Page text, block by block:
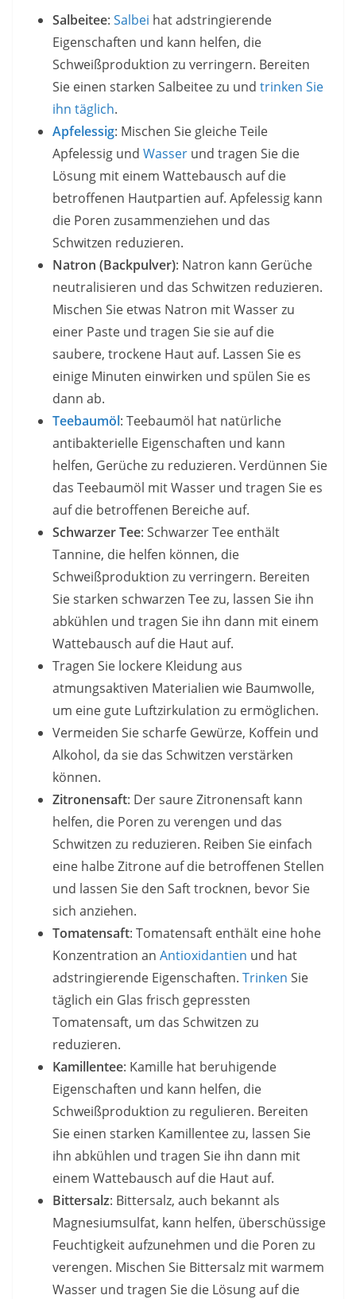
Salbeitee: Salbei hat adstringierende
Eigenschaften und kann helfen, die
Schweißproduktion zu verringern. Bereiten
Sie einen starken Salbeitee zu und trinken Sie
ihn täglich.
Apfelessig: Mischen Sie gleiche Teile
Apfelessig und Wasser und tragen Sie die
Lösung mit einem Wattebausch auf die
betroffenen Hautpartien auf. Apfelessig kann
die Poren zusammenziehen und das
Schwitzen reduzieren.
Natron (Backpulver): Natron kann Gerüche
neutralisieren und das Schwitzen reduzieren.
Mischen Sie etwas Natron mit Wasser zu
einer Paste und tragen Sie sie auf die
saubere, trockene Haut auf. Lassen Sie es
einige Minuten einwirken und spülen Sie es
dann ab.
Teebaumöl: Teebaumöl hat natürliche
antibakterielle Eigenschaften und kann
helfen, Gerüche zu reduzieren. Verdünnen Sie
das Teebaumöl mit Wasser und tragen Sie es
auf die betroffenen Bereiche auf.
Schwarzer Tee: Schwarzer Tee enthält
Tannine, die helfen können, die
Schweißproduktion zu verringern. Bereiten
Sie starken schwarzen Tee zu, lassen Sie ihn
abkühlen und tragen Sie ihn dann mit einem
Wattebausch auf die Haut auf.
Tragen Sie lockere Kleidung aus
atmungsaktiven Materialien wie Baumwolle,
um eine gute Luftzirkulation zu ermöglichen.
Vermeiden Sie scharfe Gewürze, Koffein und
Alkohol, da sie das Schwitzen verstärken
können.
Zitronensaft: Der saure Zitronensaft kann
helfen, die Poren zu verengen und das
Schwitzen zu reduzieren. Reiben Sie einfach
eine halbe Zitrone auf die betroffenen Stellen
und lassen Sie den Saft trocknen, bevor Sie
sich anziehen.
Tomatensaft: Tomatensaft enthält eine hohe
Konzentration an Antioxidantien und hat
adstringierende Eigenschaften. Trinken Sie
täglich ein Glas frisch gepressten
Tomatensaft, um das Schwitzen zu
reduzieren.
Kamillentee: Kamille hat beruhigende
Eigenschaften und kann helfen, die
Schweißproduktion zu regulieren. Bereiten
Sie einen starken Kamillentee zu, lassen Sie
ihn abkühlen und tragen Sie ihn dann mit
einem Wattebausch auf die Haut auf.
Bittersalz: Bittersalz, auch bekannt als
Magnesiumsulfat, kann helfen, überschüssige
Feuchtigkeit aufzunehmen und die Poren zu
verengen. Mischen Sie Bittersalz mit warmem
Wasser und tragen Sie die Lösung auf die